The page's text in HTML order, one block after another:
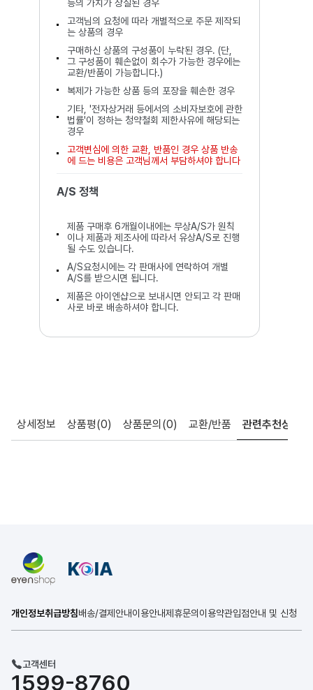
등의 가치가 상실된 경우
고객님의 요청에 따라 개별적으로 주문 제작되
는 상품의 경우
구매하신 상품의 구성품이 누락된 경우. (단,
그 구성품이 훼손없이 회수가 가능한 경우에는
교환/반품이 가능합니다.)
복제가 가능한 상품 등의 포장을 훼손한 경우
기타, '전자상거래 등에서의 소비자보호에 관한
법률'이 정하는 청약철회 제한사유에 해당되는
경우
고객변심에 의한 교환, 반품인 경우 상품 반송
에 드는 비용은 고객님께서 부담하셔야 합니다
A/S 정책
제품 구매후 6개월이내에는 무상A/S가 원칙
이나 제품과 제조사에 따라서 유상A/S로 진행
될 수도 있습니다.
A/S요청시에는 각 판매사에 연락하여 개별
A/S를 받으시면 됩니다.
제품은 아이엔샵으로 보내시면 안되고 각 판매
사로 바로 배송하셔야 합니다.
상세정보 상품평(0) 상품문의 (0) 교환/반품 관련추천상품
개인정보취급방침배송/결제안내이용안내제휴문의 이용약관입점안내 및 신청
고객센터
1599-8760